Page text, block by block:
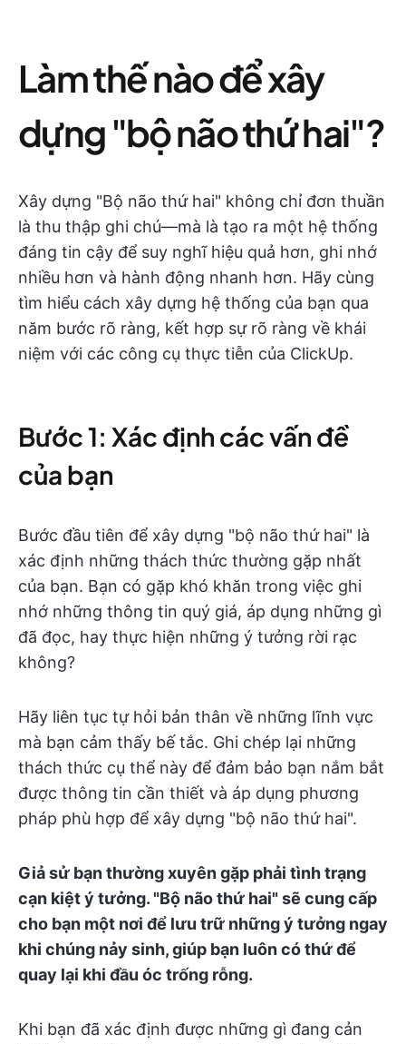
Làm thế nào để xây
dựng "bộ não thứ hai"?
Xây dựng "Bộ não thứ hai" không chỉ đơn thuần
là thu thập ghi chú—mà là tạo ra một hệ thống
đáng tin cậy để suy nghĩ hiệu quả hơn, ghi nhớ
nhiều hơn và hành động nhanh hơn. Hãy cùng
tìm hiểu cách xây dựng hệ thống của bạn qua
năm bước rõ ràng, kết hợp sự rõ ràng về khái
niệm với các công cụ thực tiễn của ClickUp.
Bước 1: Xác định các vấn đề
của bạn
Bước đầu tiên để xây dựng "bộ não thứ hai" là
xác định những thách thức thường gặp nhất
của bạn. Bạn có gặp khó khăn trong việc ghi
nhớ những thông tin quý giá, áp dụng những gì
đã đọc, hay thực hiện những ý tưởng rời rạc
không?
Hãy liên tục tự hỏi bản thân về những lĩnh vực
mà bạn cảm thấy bế tắc. Ghi chép lại những
thách thức cụ thể này để đảm bảo bạn nắm bắt
được thông tin cần thiết và áp dụng phương
pháp phù hợp để xây dựng "bộ não thứ hai".
Giả sử bạn thường xuyên gặp phải tình trạng
cạn kiệt ý tưởng. "Bộ não thứ hai" sẽ cung cấp
cho bạn một nơi để lưu trữ những ý tưởng ngay
khi chúng nảy sinh, giúp bạn luôn có thứ để
quay lại khi đầu óc trống rỗng.
Khi bạn đã xác định được những gì đang cản